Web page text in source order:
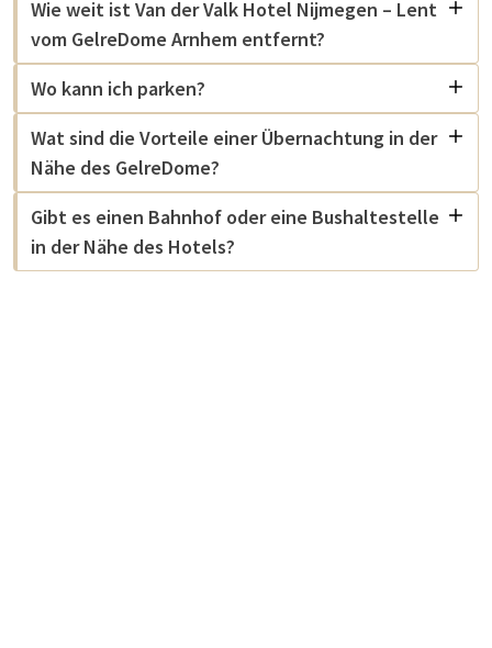
Wie weit ist Van der Valk Hotel Nijmegen – Lent
vom GelreDome Arnhem entfernt?
Wo kann ich parken?
Wat sind die Vorteile einer Übernachtung in der
Nähe des GelreDome?
Gibt es einen Bahnhof oder eine Bushaltestelle
in der Nähe des Hotels?